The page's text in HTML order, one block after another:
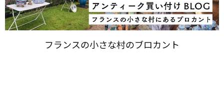
フランスの​小さな​村の​ブロカント